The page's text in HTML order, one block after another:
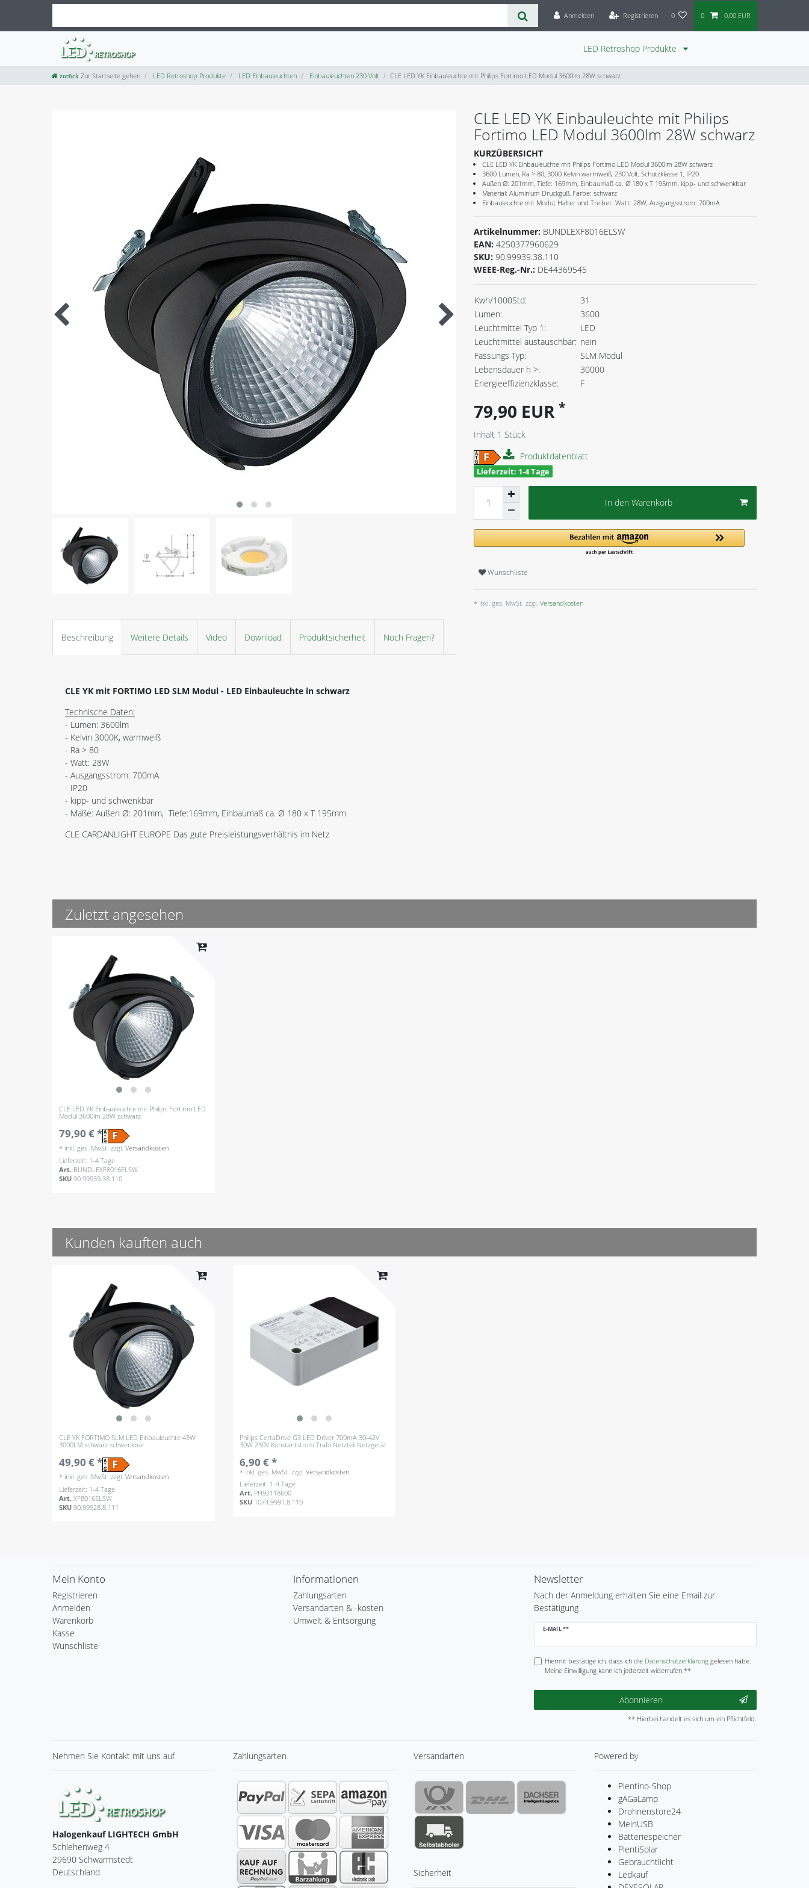
Anmelden Registrieren 0 0 0,00 EUR
LED Retroshop Produkte
Zur Startseite gehen LED Retroshop Produkte LED Einbauleuchten Einbauleuchten 230 Volt CLE LED YK Einbauleuchte mit Philips Fortimo LED Modul 3600lm 28W schwarz
Beschreibung Weitere Details Video Download Produktsicherheit Noch Fragen?
CLE YK mit FORTIMO LED SLM Modul - LED Einbauleuchte in schwarz
Technische Daten:
- Lumen: 3600lm
- Kelvin 3000K, warmweiß
- Ra > 80
- Watt: 28W
- Ausgangsstrom: 700mA
- IP20
- kipp- und schwenkbar
- Maße: Außen Ø: 201mm, Tiefe:169mm, Einbaumaß ca. Ø 180 x T 195mm
CLE CARDANLIGHT EUROPE Das gute Preisleistungsverhältnis im Netz
CLE LED YK Einbauleuchte mit Philips
Fortimo LED Modul 3600lm 28W schwarz
KURZÜBERSICHT
CLE LED YK Einbauleuchte mit Philips Fortimo LED Modul 3600lm 28W schwarz
3600 Lumen, Ra > 80, 3000 Kelvin warmweiß, 230 Volt, Schutzklasse 1, IP20
Außen Ø: 201mm, Tiefe: 169mm, Einbaumaß ca. Ø 180 x T 195mm, kipp- und schwenkbar
Material: Aluminium Druckguß, Farbe: schwarz
Einbauleuchte mit Modul, Halter und Treiber. Watt: 28W, Ausgangsstrom: 700mA
Artikelnummer: BUNDLEXF8016ELSW
EAN: 4250377960629
SKU: 90.99939.38.110
WEEE-Reg.-Nr.: DE44369545
Kwh/1000Std:
31
Lumen:
3600
Leuchtmittel Typ 1:
LED
Leuchtmittel austauschbar: nein
Fassungs Typ:
SLM Modul
Lebensdauer h >:
30000
Energieeffizienzklasse:
F
79,90 EUR *
Inhalt 1 Stück
Produktdatenblatt
Lieferzeit: 1-4 Tage
In den Warenkorb
Wunschliste
* inkl. ges. MwSt. zzgl. Versandkosten
Zuletzt angesehen
CLE LED YK Einbauleuchte mit Philips Fortimo LED
Modul 3600lm 28W schwarz
79,90 € *
* inkl. ges. MwSt. zzgl.Versandkosten
Lieferzeit: 1-4 Tage
Art. BUNDLEXF8016ELSW
SKU90.99939.38.110
Kunden kauften auch
CLE YK FORTIMO SLM LED Einbauleuchte 43W
3000LM schwarz schwenkbar
49,90 € *
* inkl. ges. MwSt. zzgl.Versandkosten
Lieferzeit: 1-4 Tage
Art.XF8016ELSW
SKU90.99928.8.111
Philips CertaDrive G3 LED Driver 700mA 30-42V
30W 230V Konstantstrom Trafo Netzteil Netzgerät
6,90 € *
* inkl. ges. MwSt. zzgl.Versandkosten
Lieferzeit: 1-4 Tage
Art. PH92118600
SKU 1074.9991.8.110
Mein Konto
Registrieren
Anmelden
Warenkorb
Kasse
Wunschliste
Informationen
Zahlungsarten
Versandarten & -kosten
Umwelt & Entsorgung
Newsletter
Nach der Anmeldung erhalten Sie eine Email zur
Bestätigung
E-MAIL **
Newsletter
Hiermit bestätige ich, dass ich die Daten­schutz­erklärunggelesen habe.
Meine Einwilligung kann ich jederzeit widerrufen.**
Abonnieren
** Hierbei handelt es sich um ein Pflichtfeld.
Nehmen Sie Kontakt mit uns auf
Halogenkauf LIGHTECH GmbH
Schlehenweg 4
29690 Schwarmstedt
Deutschland
Zahlungsarten Versandarten
Sicherheit
Powered by
Plentino-Shop
gAGaLamp
Drohnenstore24
MeinUSB
Batteriespeicher
PlentiSolar
Gebrauchtlicht
Ledkauf